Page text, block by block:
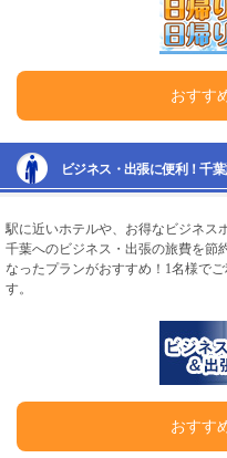
おすす
ビジネス・出張に便利！千
駅に近いホテルや、お得なビジネス
千葉へのビジネス・出張の旅費を節
なったプランがおすすめ！1名様で
す。
おすす